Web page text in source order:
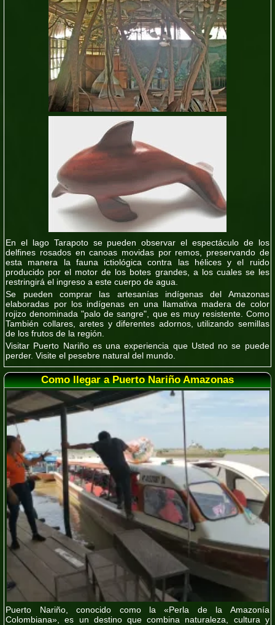
En el lago Tarapoto se pueden observar el espectáculo de los
delfines rosados en canoas movidas por remos, preservando de
esta manera la fauna ictiológica contra las hélices y el ruido
producido por el motor de los botes grandes, a los cuales se les
restringirá el ingreso a este cuerpo de agua.
Se pueden comprar las artesanías indígenas del Amazonas
elaboradas por los indígenas en una llamativa madera de color
rojizo denominada "palo de sangre", que es muy resistente. Como
También collares, aretes y diferentes adornos, utilizando semillas
de los frutos de la región.
Visitar Puerto Nariño es una experiencia que Usted no se puede
perder. Visite el pesebre natural del mundo.
Como llegar a Puerto Nariño Amazonas
Puerto Nariño, conocido como la «Perla de la Amazonía
Colombiana», es un destino que combina naturaleza, cultura y